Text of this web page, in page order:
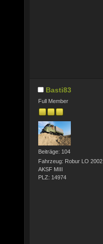
Basti83
Full Member
Beiträge: 104
Fahrzeug: Robur LO 2002
AKSF MIII
PLZ: 14974